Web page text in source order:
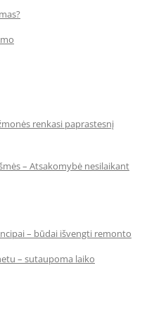
renkasi paprastesnį
– Atsakomybė nesilaikant
– būdai išvengti remonto
– sutaupoma laiko